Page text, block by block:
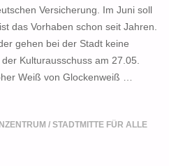
Versicherung. Im Juni soll
das Vorhaben schon seit Jahren.
gehen bei der Stadt keine
Kulturausschuss am 27.05.
Weiß von Glockenweiß …
/ STADTMITTE FÜR ALLE